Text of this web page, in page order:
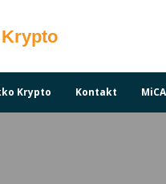
Krypto Kontakt